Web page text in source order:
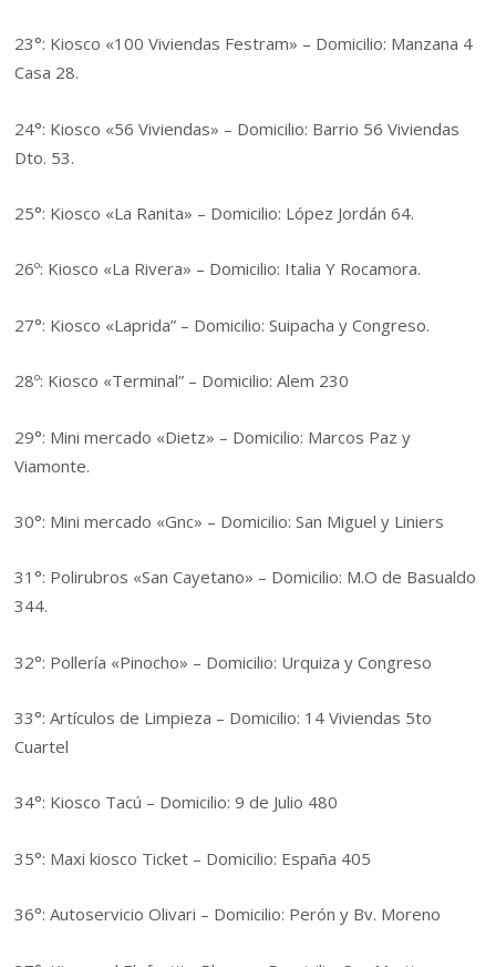
23°: Kiosco «100 Viviendas Festram» – Domicilio: Manzana 4
Casa 28.
24°: Kiosco «56 Viviendas» – Domicilio: Barrio 56 Viviendas
Dto. 53.
25°: Kiosco «La Ranita» – Domicilio: López Jordán 64.
26º: Kiosco «La Rivera» – Domicilio: Italia Y Rocamora.
27°: Kiosco «Laprida” – Domicilio: Suipacha y Congreso.
28º: Kiosco «Terminal” – Domicilio: Alem 230
29°: Mini mercado «Dietz» – Domicilio: Marcos Paz y
Viamonte.
30°: Mini mercado «Gnc» – Domicilio: San Miguel y Liniers
31°: Polirubros «San Cayetano» – Domicilio: M.O de Basualdo
344.
32°: Pollería «Pinocho» – Domicilio: Urquiza y Congreso
33°: Artículos de Limpieza – Domicilio: 14 Viviendas 5to
Cuartel
34°: Kiosco Tacú – Domicilio: 9 de Julio 480
35°: Maxi kiosco Ticket – Domicilio: España 405
36°: Autoservicio Olivari – Domicilio: Perón y Bv. Moreno